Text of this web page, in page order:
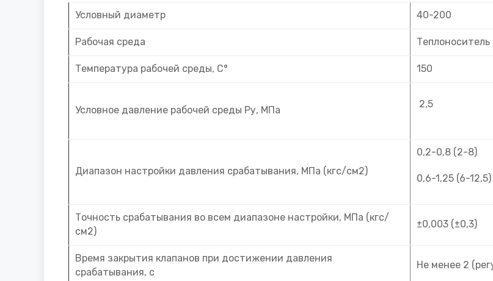
Условный диаметр 40-200
Рабочая среда
Температура рабочей среды, С° 150
Условное давление рабочей среды Ру, МПа
2,5
Диапазон настройки давления срабатывания, МПа (кгс/см2)
0,2-0,8 (2-8)
0,6-1,25 (6-12,5)
Точность срабатывания во всем диапазоне настройки, МПа (кгс/
см2)
±0,003 (±0,3)
Время закрытия клапанов при достижении давления
срабатывания, с
Не менее 2